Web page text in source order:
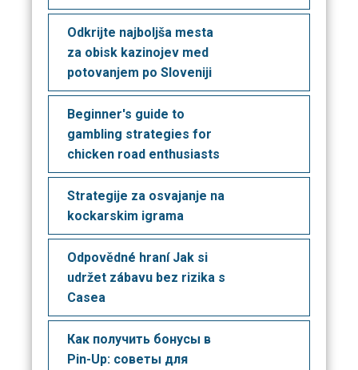
Odkrijte najboljša mesta
za obisk kazinojev med
potovanjem po Sloveniji
Beginner's guide to
gambling strategies for
chicken road enthusiasts
Strategije za osvajanje na
kockarskim igrama
Odpovědné hraní Jak si
udržet zábavu bez rizika s
Casea
Как получить бонусы в
Pin-Up: советы для